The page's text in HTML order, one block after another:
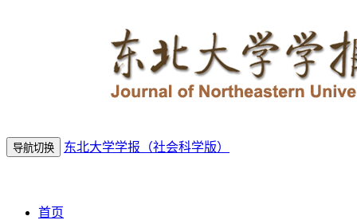
导航切换 东北大学学报（社会科学版）
首页